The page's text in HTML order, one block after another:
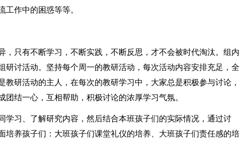
工作中的困惑等等。
，只有不断学习，不断实践，不断反思，才不会被时代淘汰。组内
研讨活动。坚持每个周一的教研活动，每次活动内容安排充足，全
教研活动的主人，在每次的教研学习中，大家总是积极参与讨论，
团结一心，互相帮助，积极讨论的浓厚学习气氛。
学习、了解研究内容，然后结合本班孩子们的实际情况，通过讨
培养孩子们：大班孩子们课堂礼仪的培养、大班孩子们责任感的培